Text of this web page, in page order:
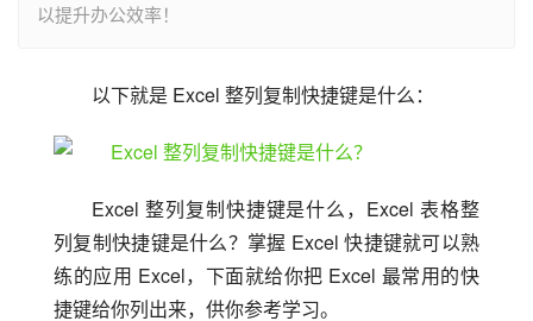
以提升办公效率！
以下就是 Excel 整列复制快捷键是什么：
Excel 整列复制快捷键是什么，Excel 表格整
列复制快捷键是什么？掌握 Excel 快捷键就可以熟
练的应用 Excel，下面就给你把 Excel 最常用的快
捷键给你列出来，供你参考学习。